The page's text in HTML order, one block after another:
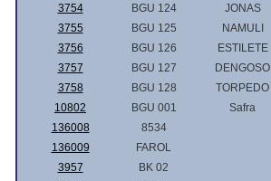
3754
BGU 124
JONAS
3755
BGU 125
NAMULI
3756
BGU 126
ESTILETE
3757
BGU 127
DENGOSO
3758
BGU 128
TORPEDO
10802
BGU 001
Safra
136008
8534
136009
FAROL
3957
BK 02